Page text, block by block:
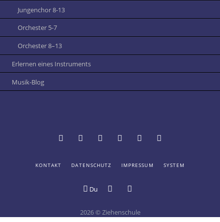
Jungenchor 8-13
Orchester 5-7
Orchester 8–13
Erlernen eines Instruments
Musik-Blog
Digitales
Brett
Login Ziehenschule
KONTAKT DATENSCHUTZ IMPRESSUM SYSTEM
Du
2026 © Ziehenschule